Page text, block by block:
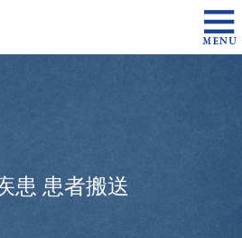
患 患者搬送